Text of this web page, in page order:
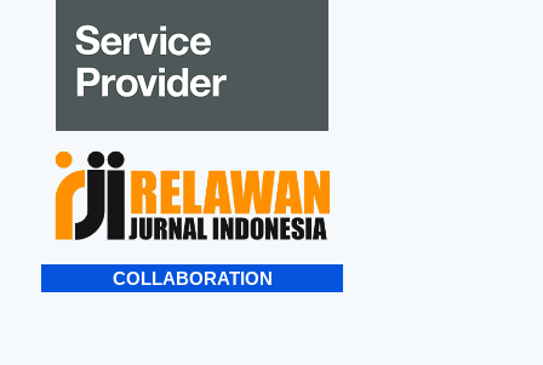
COLLABORATION